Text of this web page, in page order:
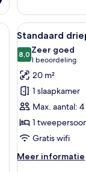
suite
View) |
Alle
foto's
voor
Standaard
geen
ramen
laden
6
Standaard
8,08,0 van 10
Zeer goed
1 beoordeling
(1
beoordeling)
20 m²
1 slaapkamer
Max. aantal: 4
1
Gratis wifi
Meer informatie
Meer